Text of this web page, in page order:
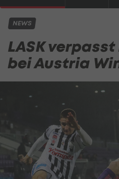
NEWS
LASK
bei Austria